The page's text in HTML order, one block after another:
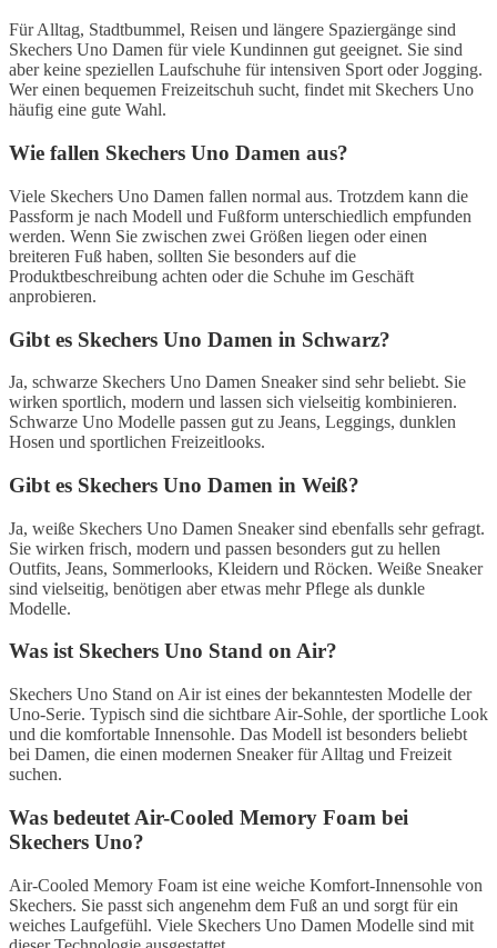
Für Alltag, Stadtbummel, Reisen und längere Spaziergänge sind
Skechers Uno Damen für viele Kundinnen gut geeignet. Sie sind
aber keine speziellen Laufschuhe für intensiven Sport oder Jogging.
Wer einen bequemen Freizeitschuh sucht, findet mit Skechers Uno
häufig eine gute Wahl.
Wie fallen Skechers Uno Damen aus?
Viele Skechers Uno Damen fallen normal aus. Trotzdem kann die
Passform je nach Modell und Fußform unterschiedlich empfunden
werden. Wenn Sie zwischen zwei Größen liegen oder einen
breiteren Fuß haben, sollten Sie besonders auf die
Produktbeschreibung achten oder die Schuhe im Geschäft
anprobieren.
Gibt es Skechers Uno Damen in Schwarz?
Ja, schwarze Skechers Uno Damen Sneaker sind sehr beliebt. Sie
wirken sportlich, modern und lassen sich vielseitig kombinieren.
Schwarze Uno Modelle passen gut zu Jeans, Leggings, dunklen
Hosen und sportlichen Freizeitlooks.
Gibt es Skechers Uno Damen in Weiß?
Ja, weiße Skechers Uno Damen Sneaker sind ebenfalls sehr gefragt.
Sie wirken frisch, modern und passen besonders gut zu hellen
Outfits, Jeans, Sommerlooks, Kleidern und Röcken. Weiße Sneaker
sind vielseitig, benötigen aber etwas mehr Pflege als dunkle
Modelle.
Was ist Skechers Uno Stand on Air?
Skechers Uno Stand on Air ist eines der bekanntesten Modelle der
Uno-Serie. Typisch sind die sichtbare Air-Sohle, der sportliche Look
und die komfortable Innensohle. Das Modell ist besonders beliebt
bei Damen, die einen modernen Sneaker für Alltag und Freizeit
suchen.
Was bedeutet Air-Cooled Memory Foam bei
Skechers Uno?
Air-Cooled Memory Foam ist eine weiche Komfort-Innensohle von
Skechers. Sie passt sich angenehm dem Fuß an und sorgt für ein
weiches Laufgefühl. Viele Skechers Uno Damen Modelle sind mit